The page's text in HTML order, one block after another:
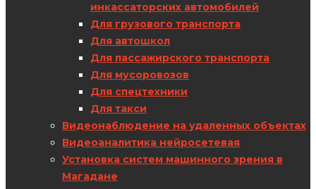
инкассаторских автомобилей
Для грузового транспорта
Для автошкол
Для пассажирского транспорта
Для мусоровозов
Для спецтехники
Для такси
Видеонаблюдение на удаленных объектах
Видеоаналитика нейросетевая
Установка систем машинного зрения в
Магадане